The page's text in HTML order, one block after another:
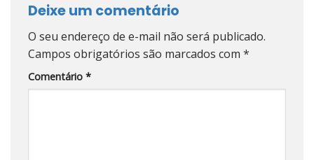
Deixe um comentário
O seu endereço de e-mail não será publicado.
Campos obrigatórios são marcados com *
Comentário *